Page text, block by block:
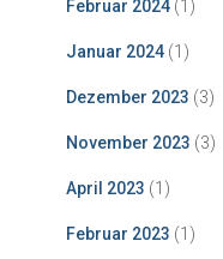
Februar 2024 (1)
Januar 2024 (1)
Dezember 2023 (3)
November 2023 (3)
April 2023 (1)
Februar 2023 (1)